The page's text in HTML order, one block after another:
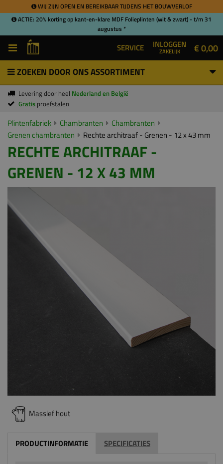
WIJ ZIJN OPEN EN BEREIKBAAR TIJDENS HET BOUWVERLOF
ACTIE: 20% korting op kant-en-klare MDF Folieplinten (wit & zwart) - t/m 31
augustus *
SERVICE INLOGGEN
ZAKELIJK € 0,00
ZOEKEN DOOR ONS ASSORTIMENT
Levering door heel Nederland en België
Gratis proefstalen
Plintenfabriek Chambranten
Chambranten
Grenen chambranten
Rechte architraaf - Grenen - 12 x 43 mm
RECHTE ARCHITRAAF -
GRENEN - 12 X 43 MM
Massief hout
PRODUCTINFORMATIE SPECIFICATIES